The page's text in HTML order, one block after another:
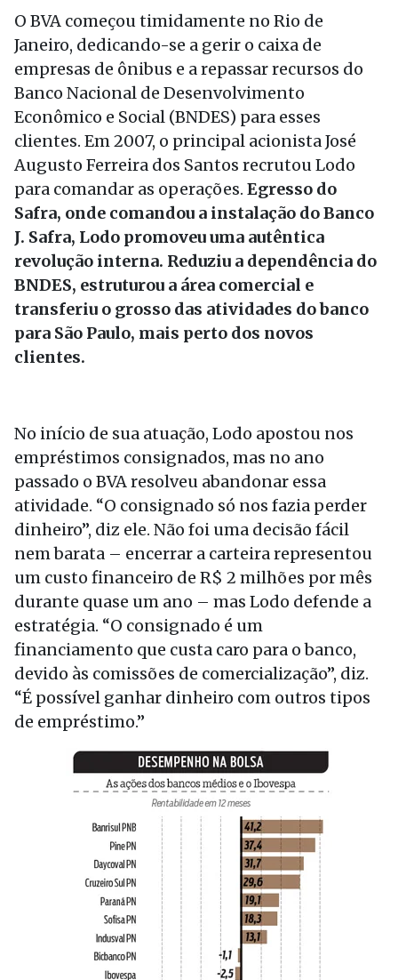
O BVA começou timidamente no Rio de
Janeiro, dedicando-se a gerir o caixa de
empresas de ônibus e a repassar recursos do
Banco Nacional de Desenvolvimento
Econômico e Social (BNDES) para esses
clientes. Em 2007, o principal acionista José
Augusto Ferreira dos Santos recrutou Lodo
para comandar as operações. Egresso do
Safra, onde comandou a instalação do Banco
J. Safra, Lodo promoveu uma autêntica
revolução interna. Reduziu a dependência do
BNDES, estruturou a área comercial e
transferiu o grosso das atividades do banco
para São Paulo, mais perto dos novos
clientes.
No início de sua atuação, Lodo apostou nos
empréstimos consignados, mas no ano
passado o BVA resolveu abandonar essa
atividade. “O consignado só nos fazia perder
dinheiro”, diz ele. Não foi uma decisão fácil
nem barata – encerrar a carteira representou
um custo financeiro de R$ 2 milhões por mês
durante quase um ano – mas Lodo defende a
estratégia. “O consignado é um
financiamento que custa caro para o banco,
devido às comissões de comercialização”, diz.
“É possível ganhar dinheiro com outros tipos
de empréstimo.”